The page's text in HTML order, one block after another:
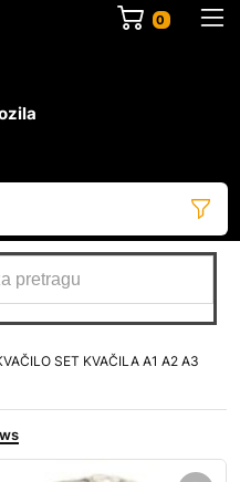
0
SET KVAČILA A1 A2 A3